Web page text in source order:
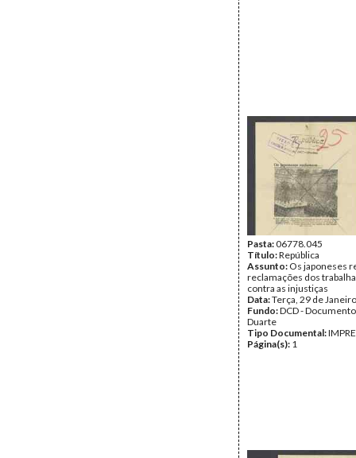
Pasta:06778.045
Título:República
Assunto: Os japoneses
reclamações dos
contra as injustiças
Data:Terça, 29 de
Fundo:DCD -
Duarte
Tipo Documental:
Página(s): 1